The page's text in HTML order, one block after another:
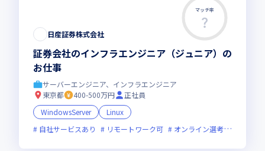
マッチ率
日産証券株式会社
証券会社のインフラエンジニア（ジュニア）の
お仕事
サーバーエンジニア、インフラエンジニア
東京都
400-500万円
正社員
WindowsServer
Linux
自社サービスあり
リモートワーク可 オンライン選考可